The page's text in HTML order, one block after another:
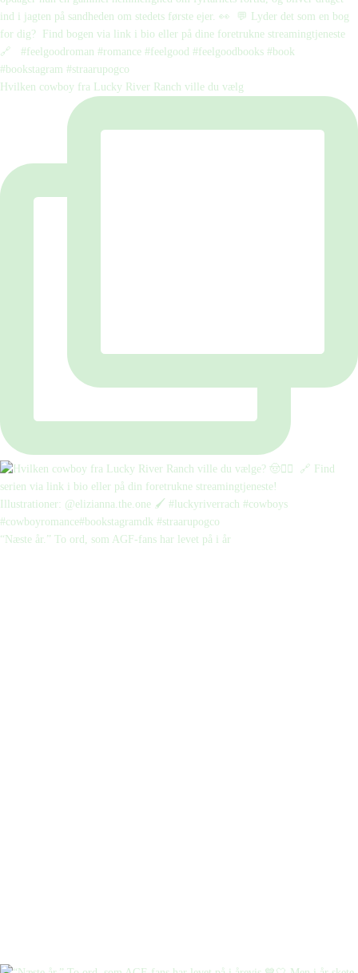
Hvilken cowboy fra Lucky River Ranch ville du vælg
“Næste år.” To ord, som AGF-fans har levet på i år